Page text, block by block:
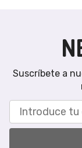
Suscríbete a